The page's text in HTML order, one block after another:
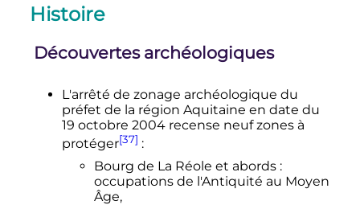
Histoire
Découvertes archéologiques
L'arrêté de zonage archéologique du
préfet de la région Aquitaine en date du
19 octobre 2004 recense neuf zones à
protéger[37] :
Bourg de La Réole et abords :
occupations de l'Antiquité au Moyen
Âge,